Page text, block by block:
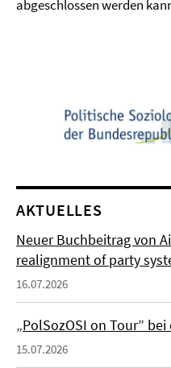
abgeschlossen werden
AKTUELLES
Neuer Buchbeitrag von
realignment of party
16.07.2026
„PolSozOSI on Tour”
15.07.2026